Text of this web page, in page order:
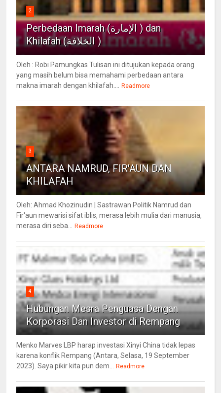
2
Perbedaan Imarah (الإمارة ) dan
Khilafah (الخلافة )
Oleh : Robi Pamungkas Tulisan ini ditujukan kepada orang
yang masih belum bisa memahami perbedaan antara
makna imarah dengan khilafah....
Readmore
3
ANTARA NAMRUD, FIR'AUN DAN
KHILAFAH
Oleh: Ahmad Khozinudin | Sastrawan Politik Namrud dan
Fir'aun mewarisi sifat iblis, merasa lebih mulia dari manusia,
merasa diri seba...
Readmore
4
Hubungan Mesra Penguasa Dengan
Korporasi Dan Investor di Rempang
Menko Marves LBP harap investasi Xinyi China tidak lepas
karena konflik Rempang (Antara, Selasa, 19 September
2023). Saya pikir kita pun dem...
Readmore